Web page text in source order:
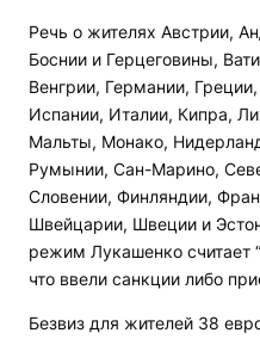
Речь о жителях Австрии,
Боснии и Герцеговины,
Венгрии, Германии,
Испании, Италии, Кипра,
Мальты, Монако,
Румынии, Сан-Марино,
Словении, Финляндии,
Швейцарии, Швеции и
режим Лукашенко считает
что ввели санкции либо
Безвиз для жителей 38